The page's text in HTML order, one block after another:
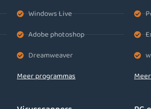
Windows Live
Adobe photoshop
Dreamweaver
Meer programmas